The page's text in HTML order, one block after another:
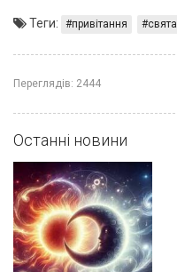
Теги: привітання свята
Переглядів: 2444
Останні новини